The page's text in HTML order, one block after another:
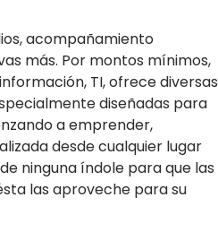
acompañamiento
más. Por montos mínimos,
TI, ofrece diversas
diseñadas para
a emprender,
desde cualquier lugar
ninguna índole para que las
las aproveche para su